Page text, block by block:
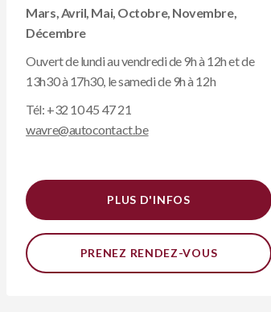
Mars, Avril, Mai, Octobre, Novembre,
Décembre
Ouvert de lundi au vendredi de 9h à 12h et de
13h30 à 17h30, le samedi de 9h à 12h
Tél: +32 10 45 47 21
wavre@autocontact.be
PLUS D'INFOS
PRENEZ RENDEZ-VOUS